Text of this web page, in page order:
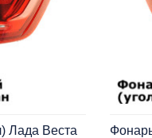
Лада Веста